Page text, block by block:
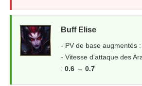
Buff Elise
- PV de base augmentés :
- Vitesse d'attaque des
: 0.6 → 0.7